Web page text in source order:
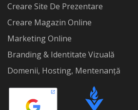
Creare Site De Prezentare
Creare Magazin Online
Marketing Online
Branding & Identitate Vizuală
Domenii, Hosting, Mentenanță